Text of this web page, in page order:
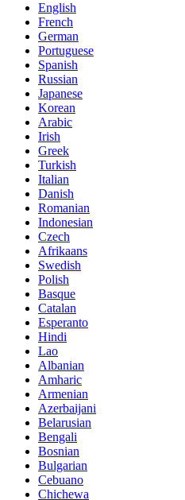
English
French
German
Portuguese
Spanish
Russian
Japanese
Korean
Arabic
Irish
Greek
Turkish
Italian
Danish
Romanian
Indonesian
Czech
Afrikaans
Swedish
Polish
Basque
Catalan
Esperanto
Hindi
Lao
Albanian
Amharic
Armenian
Azerbaijani
Belarusian
Bengali
Bosnian
Bulgarian
Cebuano
Chichewa